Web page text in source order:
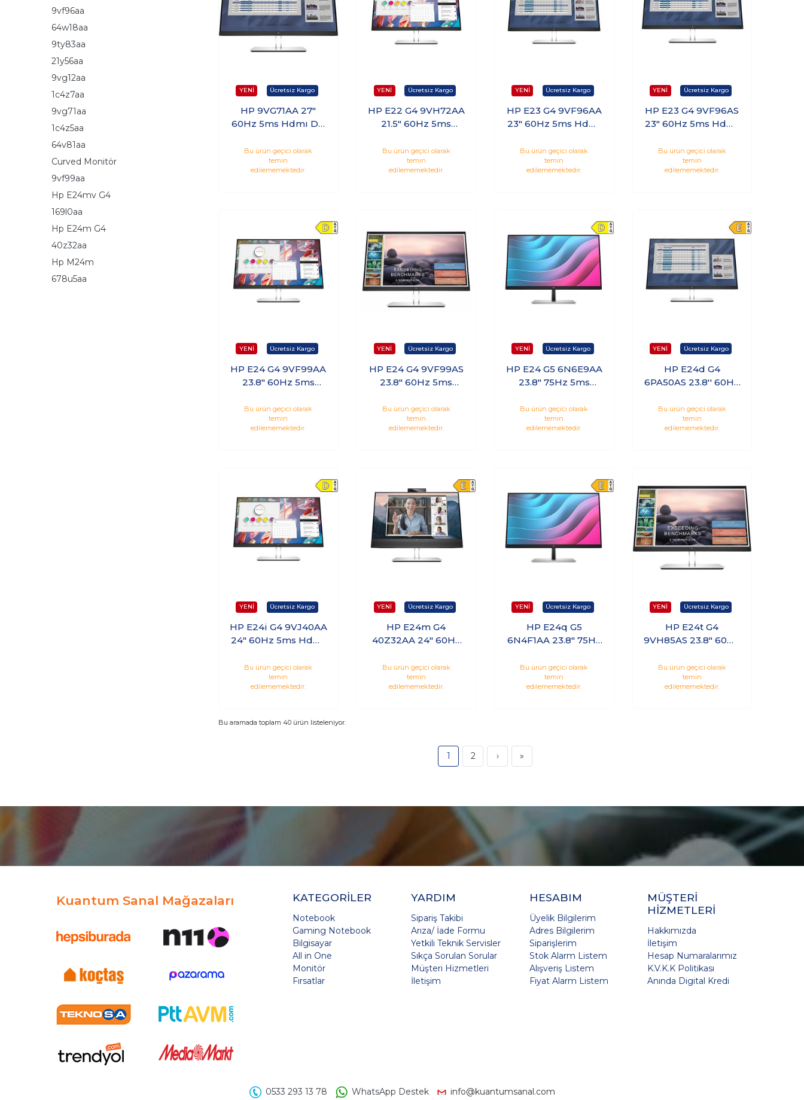
9vf96aa
64w18aa
9ty83aa
21y56aa
9vg12aa
1c4z7aa
9vg71aa
1c4z5aa
64v81aa
Curved Monitör
9vf99aa
Hp E24mv G4
169l0aa
Hp E24m G4
40z32aa
Hp M24m
678u5aa
HP 9VG71AA 27"
60Hz 5ms Hdmı Dp
Bu ürün geçici olarak
temin
edilememektedir.
HP E22 G4 9VH72AA
21.5" 60Hz 5ms
Monitör
Bu ürün geçici olarak
temin
edilememektedir.
HP E23 G4 9VF96AA
23" 60Hz 5ms Hdmı
Bu ürün geçici olarak
temin
edilememektedir.
HP E23 G4 9VF96AS
23" 60Hz 5ms Hdmı
Bu ürün geçici olarak
temin
edilememektedir.
HP E24 G4 9VF99AA
23.8" 60Hz 5ms
Monitör
Bu ürün geçici olarak
temin
edilememektedir.
HP E24 G4 9VF99AS
23.8" 60Hz 5ms
Monitör
Bu ürün geçici olarak
temin
edilememektedir.
HP E24 G5 6N6E9AA
23.8" 75Hz 5ms
Monitör
Bu ürün geçici olarak
temin
edilememektedir.
HP E24d G4
6PA50AS 23.8'' 60Hz
C Webcam IPS
Monitör
Bu ürün geçici olarak
temin
edilememektedir.
HP E24i G4 9VJ40AA
24" 60Hz 5ms Hdmı
Bu ürün geçici olarak
temin
edilememektedir.
HP E24m G4
40Z32AA 24" 60Hz
C IPS Monitör
Bu ürün geçici olarak
temin
edilememektedir.
HP E24q G5
6N4F1AA 23.8" 75Hz
IPS Monitör
Bu ürün geçici olarak
temin
edilememektedir.
HP E24t G4
9VH85AS 23.8" 60Hz
Dokunmatik IPS
Monitör
Bu ürün geçici olarak
temin
edilememektedir.
Bu aramada toplam 40 ürün listeleniyor.
1 2 › »
Kuantum Sanal Mağazaları KATEGORİLER
Notebook
Gaming Notebook
Bilgisayar
All in One
Monitör
Fırsatlar
YARDIM
Sipariş Takibi
Arıza/ İade Formu
Yetkili Teknik Servisler
Sıkça Sorulan Sorular
Müşteri Hizmetleri
İletişim
HESABIM
Üyelik Bilgilerim
Adres Bilgilerim
Siparişlerim
Stok Alarm Listem
Alışveriş Listem
Fiyat Alarm Listem
MÜŞTERİ
HİZMETLERİ
Hakkımızda
İletişim
Hesap Numaralarımız
K.V.K.K Politikası
Anında Digital Kredi
0533 293 13 78 WhatsApp Destek info@kuantumsanal.com